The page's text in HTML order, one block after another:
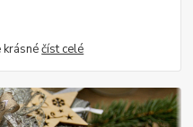
krásnéčíst celé